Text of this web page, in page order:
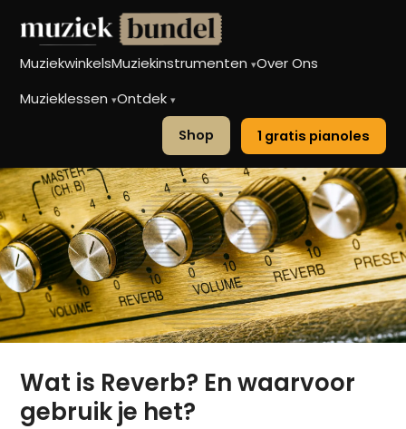
MuziekwinkelsMuziekinstrumenten▾Over Ons
Muzieklessen▾Ontdek▾
Shop 1 gratis pianoles
Wat is Reverb? En waarvoor
gebruik je het?